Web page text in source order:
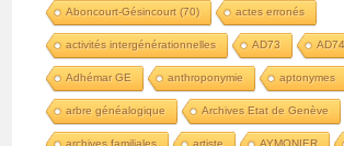
Aboncourt-Gésincourt (70) actes erronés
activités intergénérationnelles AD73 AD74
Adhémar GE anthroponymie aptonymes
arbre généalogique Archives Etat de Genève
archives familiales artiste AYMONIER